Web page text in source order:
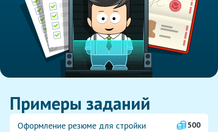
Примеры заданий
Оформление резюме для стройки
500